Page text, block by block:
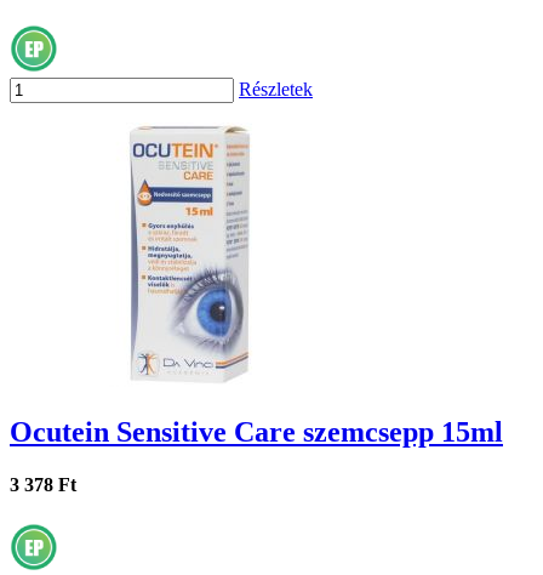
Részletek
Ocutein Sensitive Care szemcsepp 15ml
3 378 Ft